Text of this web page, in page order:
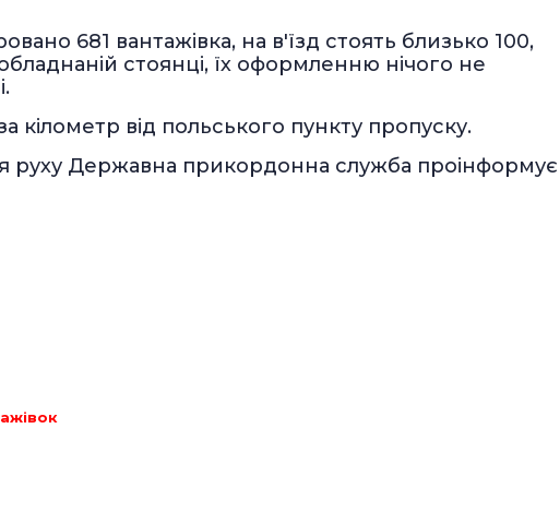
681 вантажівка, на в'їзд стоять близько 100,
стоянці, їх оформленню нічого не
кілометр від польського пункту пропуску.
руху Державна прикордонна служба проінформує